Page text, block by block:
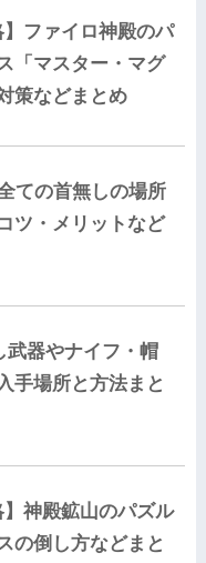
】ファイロ神殿のパ
「マスター・マグ
策などまとめ
ての首無しの場所
ツ・メリットなど
武器やナイフ・帽
手場所と方法まと
】神殿鉱山のパズル
の倒し方などまと